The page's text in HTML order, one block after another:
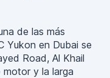
de las más
Yukon en Dubai se
Road, Al Khail
y la larga